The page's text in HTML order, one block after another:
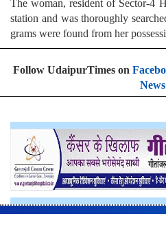
The woman, resident of Sector-4
station and was thoroughly
grams were found from her
Follow UdaipurTimes on
News